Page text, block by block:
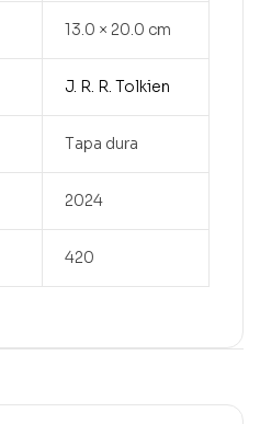
13.0 × 20.0 cm
J. R. R. Tolkien
Tapa dura
2024
420